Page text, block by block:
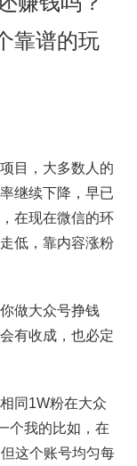
靠谱的玩
目，大多数人的
继续下降，早已
在现在微信的环
低，靠内容涨粉
做大众号挣钱
有收成，也必定
同1W粉在大众
个我的比如，在
这个账号均匀每